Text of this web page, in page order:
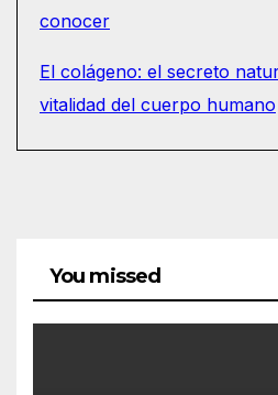
conocer
El colágeno: el secreto
vitalidad del cuerpo humano
You missed